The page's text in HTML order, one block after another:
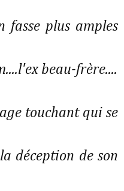
fasse plus amples
beau-frère....
touchant qui se
déception de son